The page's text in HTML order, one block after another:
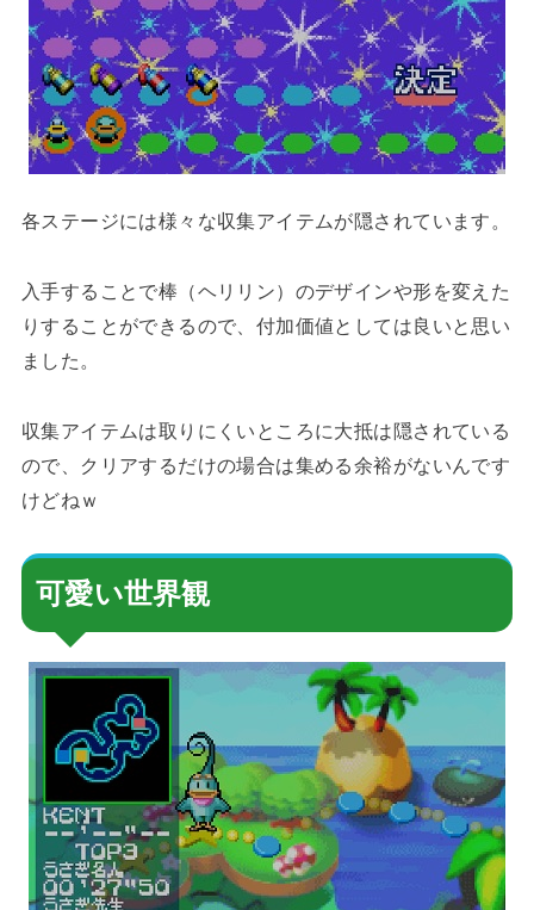
各ステージには様々な収集アイテムが隠されています。
入手することで棒（ヘリリン）のデザインや形を変えた
りすることができるので、付加価値としては良いと思い
ました。
収集アイテムは取りにくいところに大抵は隠されている
ので、クリアするだけの場合は集める余裕がないんです
けどねｗ
可愛い世界観